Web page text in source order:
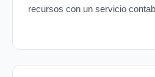
recursos con un servicio